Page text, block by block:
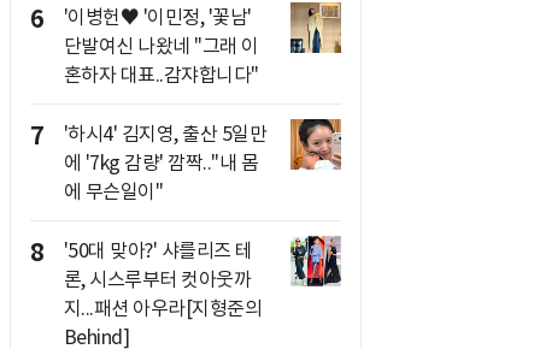
6
'이병헌♥ '이민정, '꽃남'
단발여신 나왔네 "그래 이
혼하자 대표..감쟈합니다"
7
'하시4' 김지영, 출산 5일만
에 '7kg 감량' 깜짝.."내 몸
에 무슨일이"
8
'50대 맞아?' 샤를리즈 테
론, 시스루부터 컷아웃까
지...패션 아우라[지형준의
Behind]